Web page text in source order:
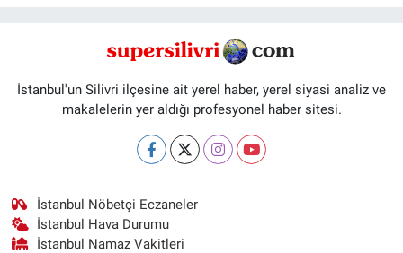
İstanbul'un Silivri ilçesine ait yerel haber, yerel siyasi analiz ve
makalelerin yer aldığı profesyonel haber sitesi.
İstanbul Nöbetçi Eczaneler
İstanbul Hava Durumu
İstanbul Namaz Vakitleri